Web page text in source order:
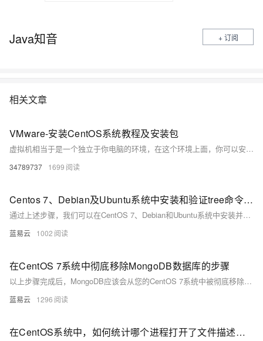
Java知音 + 订阅
相关文章
VMware-安装CentOS系统教程及安装包
虚拟机相当于是一个独立于你电脑的环境，在这个环境上面，你可以安装Linux、Windows、Ubuntu等各个类型各个版本的系统，在这个系统里面你不用担心有病读等，不用担心文件误删导致系统崩溃。 虚拟机也和正常的电脑系统是一样的，也可以开关机，不用的时候，你关机就可以了，也不会占用你的系统资源，使用起来还是比较方便 这里也有已经做好的CentOS 7系统，下载下来解压后直接用VMware打开就可以使用
34789737 1699
Centos 7、Debian及Ubuntu系统中安装和验证tree命令的指南。
通过上述步骤，我们可以在CentOS 7、Debian和Ubuntu系统中安装并验证 `tree`命令。在命令行界面中执行安装命令，然后通过版本检查确认安装成功。这保证了在多个平台上 `tree`命令的一致性和可用性，使得用户无论在哪种Linux发行版上都能使用此工具浏览目录结构。
蓝易云 1002
在CentOS 7系统中彻底移除MongoDB数据库的步骤
以上步骤完成后，MongoDB应该会从您的CentOS 7系统中被彻底移除。在执行上述操作前，请确保已经备份好所有重要数据以防丢失。这些步骤操作需要一些基本的Linux系统管理知识，若您对某一步骤不是非常清楚，请先进行必要的学习或咨询专业人士。在执行系统级操作时，推荐在实施前创建系统快照或备份，以便在出现问题时能够恢复到原先的状态。
蓝易云 1296
在CentOS系统中，如何统计哪个进程打开了文件描述符？